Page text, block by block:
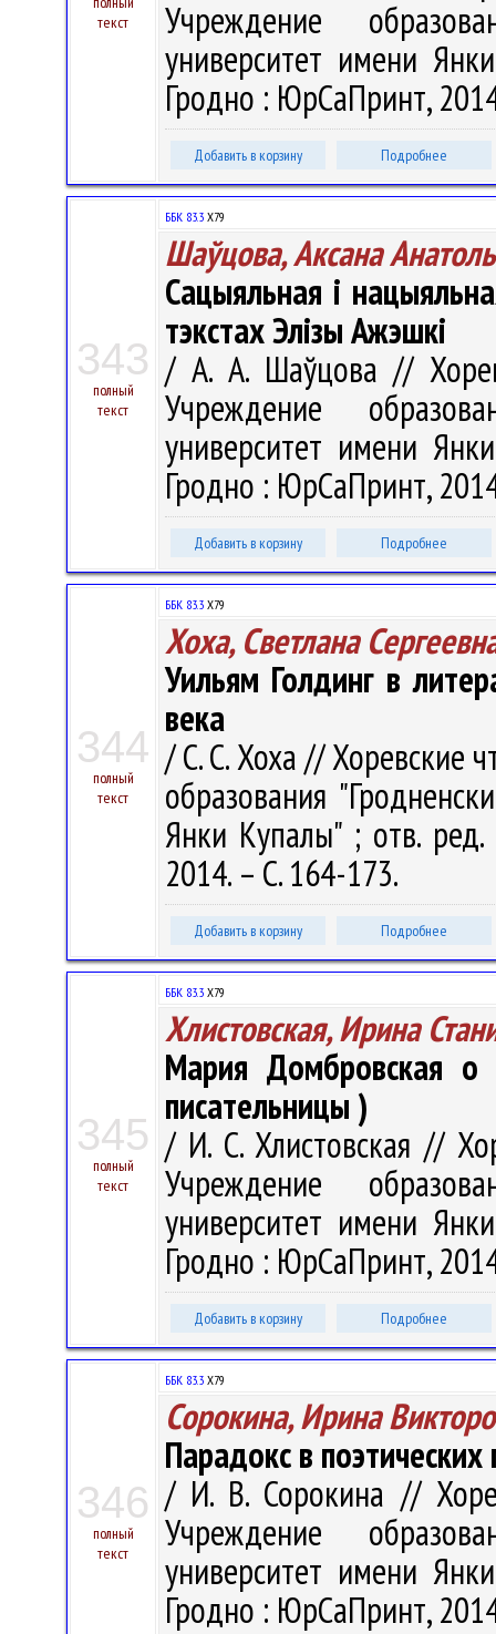
текст
Учреждение
университет имени
Гродно : ЮрСаПринт,
Добавить в корзину Подробнее
343
полный
текст
ББК 83.3 Х79
Шаўцова, Аксана
Сацыяльная і
тэкстах Элізы Ажэшкі
/ А. А. Шаўцова //
Учреждение
университет имени
Гродно : ЮрСаПринт,
Добавить в корзину Подробнее
344
полный
текст
ББК 83.3 Х79
Хоха, Светлана
Уильям Голдинг в
века
/ С. С. Хоха // Хоревские
образования
Янки Купалы" ; отв.
2014. – С. 164-173.
Добавить в корзину Подробнее
345
полный
текст
ББК 83.3 Х79
Хлистовская, Ирина
Мария Домбровская о
писательницы )
/ И. С. Хлистовская //
Учреждение
университет имени
Гродно : ЮрСаПринт,
Добавить в корзину Подробнее
346
полный
текст
ББК 83.3 Х79
Сорокина, Ирина
Парадокс в
/ И. В. Сорокина //
Учреждение
университет имени
Гродно : ЮрСаПринт,